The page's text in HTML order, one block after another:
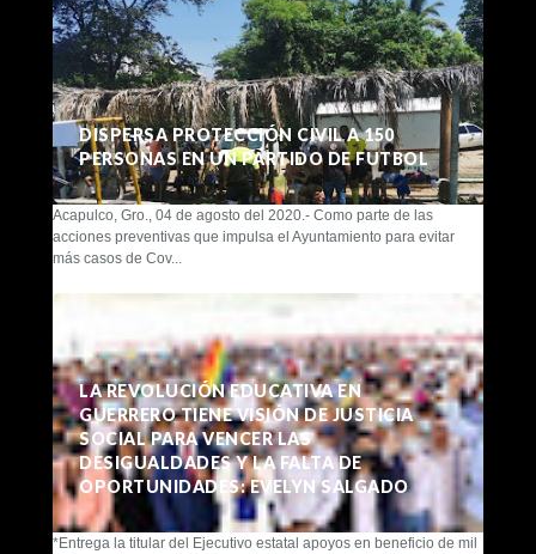
DISPERSA PROTECCIÓN CIVIL A 150
PERSONAS EN UN PARTIDO DE FUTBOL
Acapulco, Gro., 04 de agosto del 2020.- Como parte de las
acciones preventivas que impulsa el Ayuntamiento para evitar
más casos de Cov...
LA REVOLUCIÓN EDUCATIVA EN
GUERRERO TIENE VISIÓN DE JUSTICIA
SOCIAL PARA VENCER LAS
DESIGUALDADES Y LA FALTA DE
OPORTUNIDADES: EVELYN SALGADO
*Entrega la titular del Ejecutivo estatal apoyos en beneficio de mil